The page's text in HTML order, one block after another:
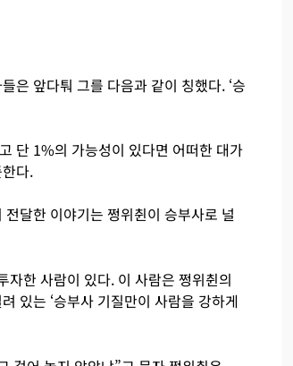
은 앞다퉈 그를 다음과 같이 칭했다. ‘승
단 1%의 가능성이 있다면 어떠한 대가
다.
달한 이야기는 쩡위췬이 승부사로 널
한 사람이 있다. 이 사람은 쩡위췬의
있는 ‘승부사 기질만이 사람을 강하게